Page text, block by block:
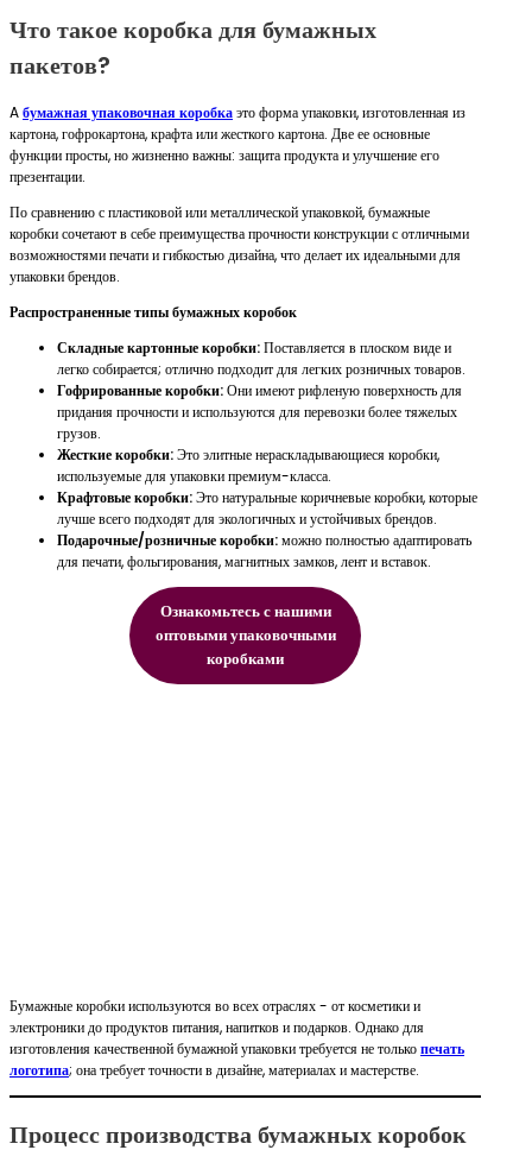
Что такое коробка для бумажных
пакетов?
Aбумажная упаковочная коробкаэто форма упаковки, изготовленная из
картона, гофрокартона, крафта или жесткого картона. Две ее основные
функции просты, но жизненно важны: защита продукта и улучшение его
презентации.
По сравнению с пластиковой или металлической упаковкой, бумажные
коробки сочетают в себе преимущества прочности конструкции с отличными
возможностями печати и гибкостью дизайна, что делает их идеальными для
упаковки брендов.
Распространенные типы бумажных коробок
Складные картонные коробки:Поставляется в плоском виде и
легко собирается; отлично подходит для легких розничных товаров.
Гофрированные коробки:Они имеют рифленую поверхность для
придания прочности и используются для перевозки более тяжелых
грузов.
Жесткие коробки:Это элитные нераскладывающиеся коробки,
используемые для упаковки премиум-класса.
Крафтовые коробки:Это натуральные коричневые коробки, которые
лучше всего подходят для экологичных и устойчивых брендов.
Подарочные/розничные коробки:можно полностью адаптировать
для печати, фольгирования, магнитных замков, лент и вставок.
Ознакомьтесь с нашими
оптовыми упаковочными
коробками
Бумажные коробки используются во всех отраслях - от косметики и
электроники до продуктов питания, напитков и подарков. Однако для
изготовления качественной бумажной упаковки требуется не толькопечать
логотипа; она требует точности в дизайне, материалах и мастерстве.
Процесс производства бумажных коробок